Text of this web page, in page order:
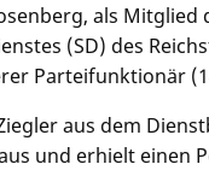
als Mitglied
(SD) des
Parteifunktionär
aus dem
und erhielt einen